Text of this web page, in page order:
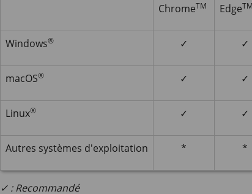
ChromeTM EdgeTM
Windows® ✓ ✓
macOS® ✓ ✓
Linux® ✓ ✓
Autres systèmes d'exploitation * *
✓ : Recommandé